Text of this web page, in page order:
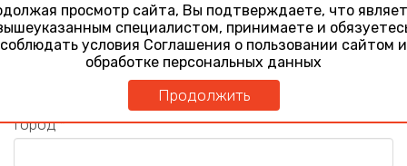
Должность
Город
просмотр сайта, Вы подтверждаете, что
специалистом, принимаете и
соблюдать условия Соглашения о пользовании сайтом и
обработке персональных данных
Продолжить